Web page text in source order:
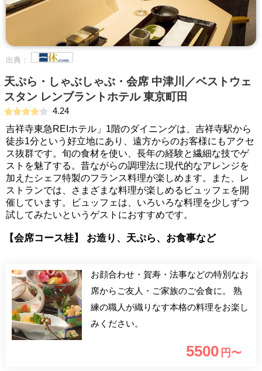
出典：
天ぷら・しゃぶしゃぶ・会席 中津川／ベストウェ
スタン レンブラントホテル 東京町田
4.24
吉祥寺東急REIホテル」1階のダイニングは、吉祥寺駅から
徒歩1分という好立地にあり、遠方からのお客様にもアクセ
ス抜群です。旬の食材を使い、長年の経験と繊細な技でゲ
ストを魅了する。昔ながらの調理法に現代的なアレンジを
加えたシェフ特製のフランス料理が楽しめます。また、レ
ストランでは、さまざまな料理が楽しめるビュッフェを開
催しています。ビュッフェは、いろいろな料理を少しずつ
試してみたいというゲストにおすすめです。
【会席コース桂】 お造り、天ぷら、お食事など
お顔合わせ・賀寿・法事などの特別なお
席からご友人・ご家族のご会食に。 熟
練の職人が織りなす本格の料理をお楽し
みください。
5500 円〜